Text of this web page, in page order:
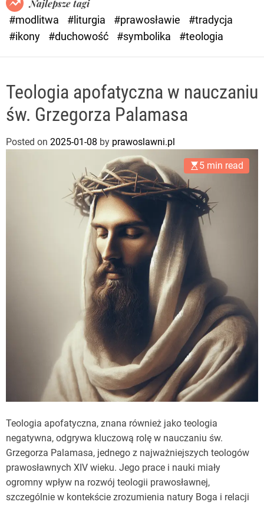
e
Najlepsze tagi
#modlitwa
#liturgia #prawosławie
#tradycja
#ikony
#duchowość #symbolika #teologia
Teologia apofatyczna w nauczaniu
św. Grzegorza Palamasa
Posted on 2025-01-08 by prawoslawni.pl
5 min read
Teologia apofatyczna, znana również jako teologia
negatywna, odgrywa kluczową rolę w nauczaniu św.
Grzegorza Palamasa, jednego z najważniejszych teologów
prawosławnych XIV wieku. Jego prace i nauki miały
ogromny wpływ na rozwój teologii prawosławnej,
szczególnie w kontekście zrozumienia natury Boga i relacji